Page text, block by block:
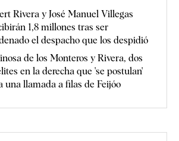
Rivera y José Manuel Villegas
1,8 millones tras ser
el despacho que los despidió
de los Monteros y Rivera, dos
en la derecha que 'se postulan'
una llamada a filas de Feijóo